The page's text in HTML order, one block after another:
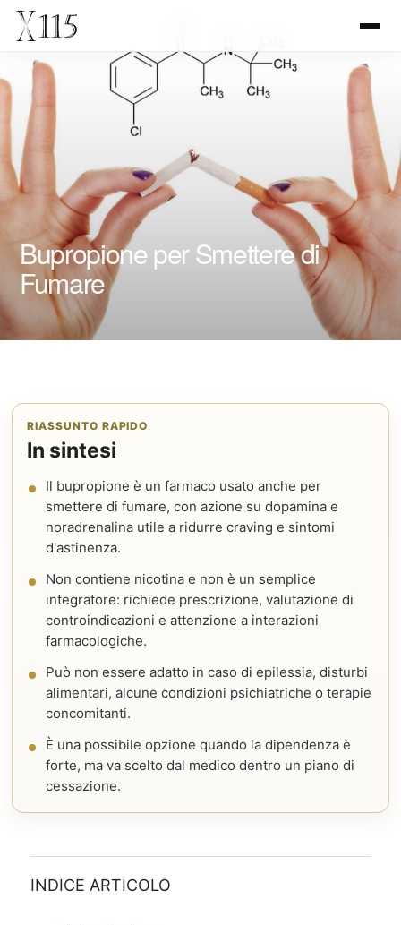
Bupropione per Smettere di
Fumare
RIASSUNTO RAPIDO
In sintesi
Il bupropione è un farmaco usato anche per
smettere di fumare, con azione su dopamina e
noradrenalina utile a ridurre craving e sintomi
d'astinenza.
Non contiene nicotina e non è un semplice
integratore: richiede prescrizione, valutazione di
controindicazioni e attenzione a interazioni
farmacologiche.
Può non essere adatto in caso di epilessia, disturbi
alimentari, alcune condizioni psichiatriche o terapie
concomitanti.
È una possibile opzione quando la dipendenza è
forte, ma va scelto dal medico dentro un piano di
cessazione.
INDICE ARTICOLO